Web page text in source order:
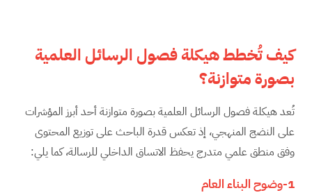
كيف تُخطط هيكلة فصول الرسائل العلمية
بصورة متوازنة؟
تُعد هيكلة فصول الرسائل العلمية بصورة متوازنة أحد أبرز المؤشرات
على النضج المنهجي، إذ تعكس قدرة الباحث على توزيع المحتوى
وفق منطق علمي متدرج يحفظ الاتساق الداخلي للرسالة، كما يلي:
1-وضوح البناء العام